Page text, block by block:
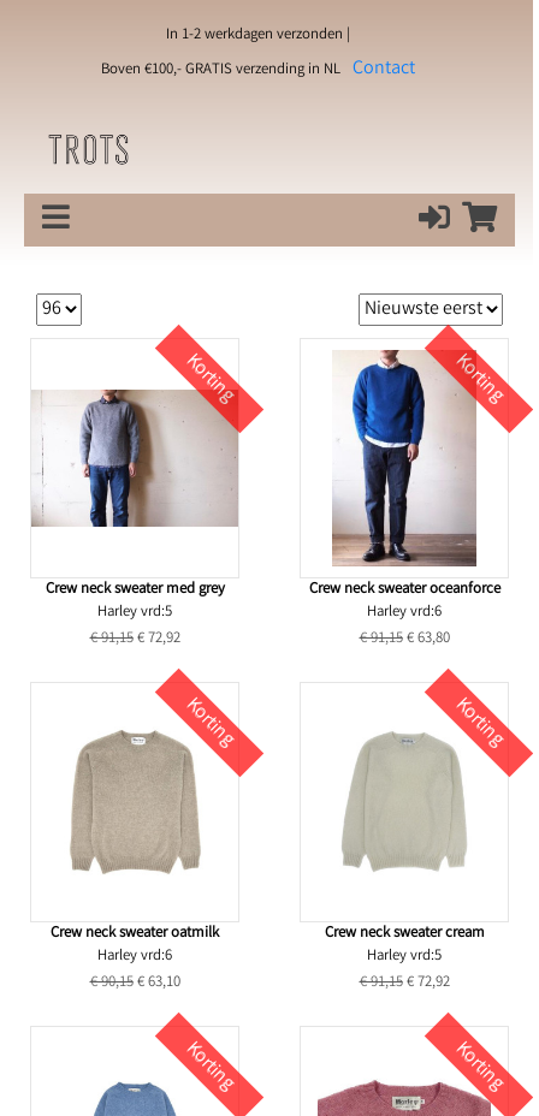
In 1-2 werkdagen verzonden |
Boven €100,- GRATIS verzending in NL Contact
Korting
Crew neck sweater med grey
Harley vrd:5
€ 91,15€ 72,92
Korting
Crew neck sweater oceanforce
Harley vrd:6
€ 91,15€ 63,80
Korting
Crew neck sweater oatmilk
Harley vrd:6
€ 90,15€ 63,10
Korting
Crew neck sweater cream
Harley vrd:5
€ 91,15€ 72,92
Korting Korting